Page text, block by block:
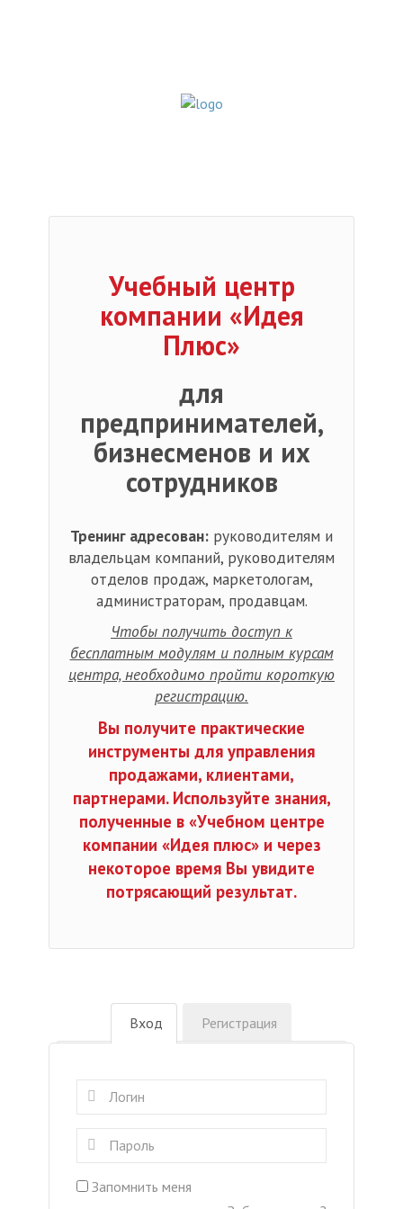
Учебный центр
компании «Идея
Плюс»
для
предпринимателей,
бизнесменов и их
сотрудников
Тренинг адресован: руководителям и
владельцам компаний, руководителям
отделов продаж, маркетологам,
администраторам, продавцам.
Чтобы получить доступ к
бесплатным модулям и полным курсам
центра, необходимо пройти короткую
регистрацию.
Вы получите практические
инструменты для управления
продажами, клиентами,
партнерами. Используйте знания,
полученные в «Учебном центре
компании «Идея плюс» и через
некоторое время Вы увидите
потрясающий результат.
Вход Регистрация
Запомнить меня